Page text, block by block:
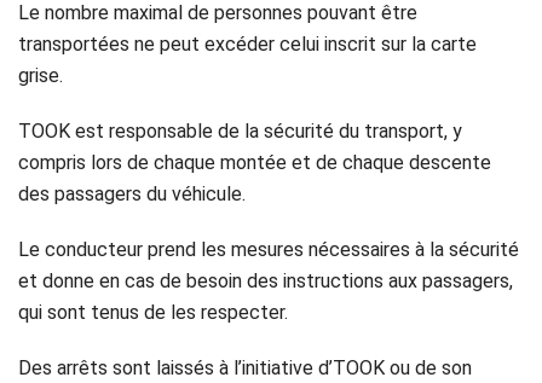
Le nombre maximal de personnes pouvant être
transportées ne peut excéder celui inscrit sur la carte
grise.
TOOK est responsable de la sécurité du transport, y
compris lors de chaque montée et de chaque descente
des passagers du véhicule.
Le conducteur prend les mesures nécessaires à la sécurité
et donne en cas de besoin des instructions aux passagers,
qui sont tenus de les respecter.
Des arrêts sont laissés à l’initiative d’TOOK ou de son